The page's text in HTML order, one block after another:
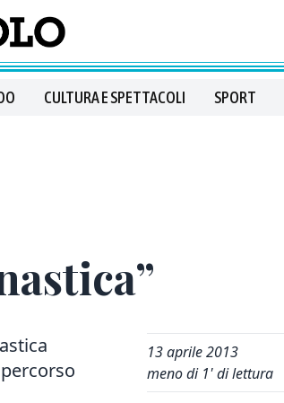
CULTURA E SPETTACOLI SPORT
13 aprile 2013
meno di 1' di lettura